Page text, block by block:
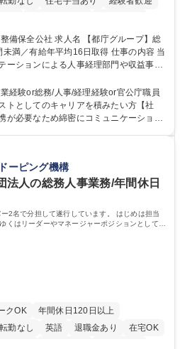
り 食事補助あり
【都庁グループ】総
給年平均16日取得 仕事の内容 当
ーションによる人事経理部門や収益事業
部署での業務をお任せいたします。研修
※下記業務詳細 【業務詳細】■
当公社の運営に係る管理業務 ■収益部
、新宿駅西口広場の「イベントコーナ
アー事業 ※入社後は上記いずれかの部門
務 募集職種 【都庁グル
均9時間未満／有給年平均16日取得
経験or総務/人事/経理経験or官公庁職員
トとしてのキャリアを積みたい方【社
が必要なため綿密にコミュニケーション
きます。 ■様々なプロジェクト：駐車場
置された照明を兼ねた広告「ブライトサ
業収益を生み出す活動を積極的に行って
ーピング機構
法人の総務人事業務/年間休日
2名で分担して遂行しています。 はじめは担当
くはリーダーやマネージャーポジションとして活
クOK
年間休日120日以上
転勤なし 英語 退職金あり
在宅OK